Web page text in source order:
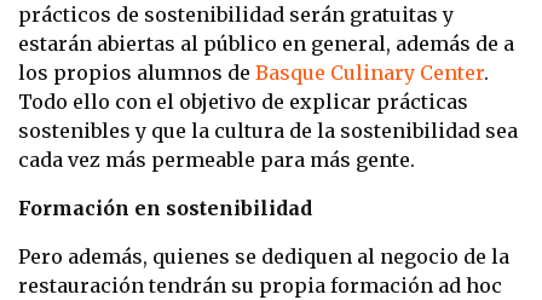
prácticos de sostenibilidad serán gratuitas y
estarán abiertas al público en general, además de a
los propios alumnos de Basque Culinary Center.
Todo ello con el objetivo de explicar prácticas
sostenibles y que la cultura de la sostenibilidad sea
cada vez más permeable para más gente.
Formación en sostenibilidad
Pero además, quienes se dediquen al negocio de la
restauración tendrán su propia formación ad hoc